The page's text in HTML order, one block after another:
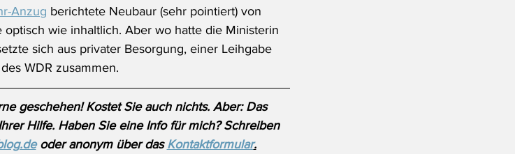
Anzug berichtete Neubaur (sehr pointiert) von
wie inhaltlich. Aber wo hatte die Ministerin
sich aus privater Besorgung, einer Leihgabe
WDR zusammen.
geschehen! Kostet Sie auch nichts. Aber: Das
Hilfe. Haben Sie eine Info für mich? Schreiben
oder anonym über das Kontaktformular.